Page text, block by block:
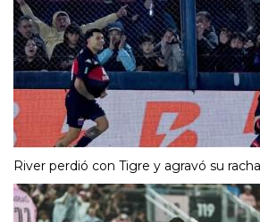
River perdió con Tigre y agravó su